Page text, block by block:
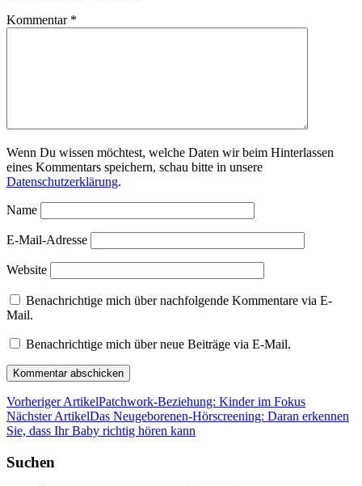
Kommentar *
Wenn Du wissen möchtest, welche Daten wir beim Hinterlassen
eines Kommentars speichern, schau bitte in unsere
Datenschutzerklärung.
Name
E-Mail-Adresse
Website
Benachrichtige mich über nachfolgende Kommentare via E-
Mail.
Benachrichtige mich über neue Beiträge via E-Mail.
Vorheriger ArtikelPatchwork-Beziehung: Kinder im Fokus
Nächster ArtikelDas Neugeborenen-Hörscreening: Daran erkennen
Sie, dass Ihr Baby richtig hören kann
Suchen